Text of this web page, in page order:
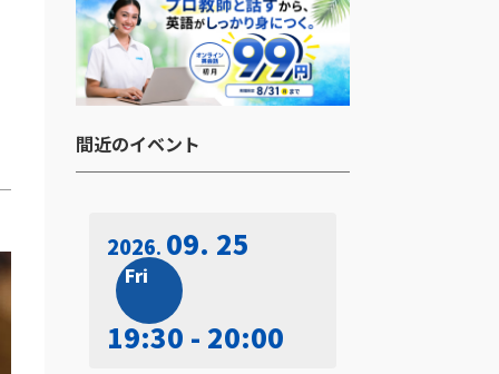
間近のイベント​
2026 09. 25
Fri
19:30 - 20:00